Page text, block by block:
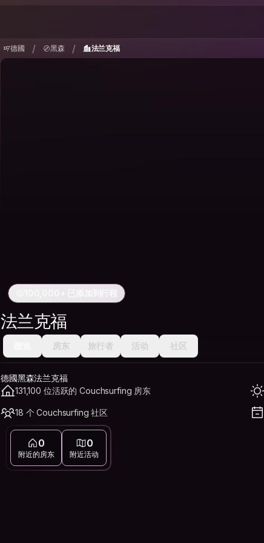
德國 / 黑森 / 法兰克福
100,000+ 已添加到行程
法兰克福
房东 旅行者 活动 社区
德國黑森法兰克福
131,100 位活跃的 Couchsurfing 房东
18 个 Couchsurfing 社区
0
附近的房东
0
附近活动